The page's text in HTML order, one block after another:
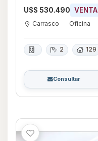
U$S 530.490 VENTA
Carrasco Oficina
2 129
Consultar